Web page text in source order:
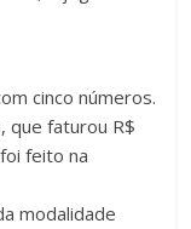
cinco números.
que faturou R$
feito na
modalidade